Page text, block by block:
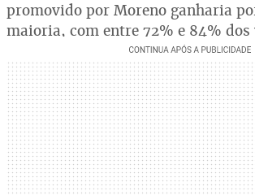
promovido por Moreno ganharia
maioria, com entre 72% e 84% dos